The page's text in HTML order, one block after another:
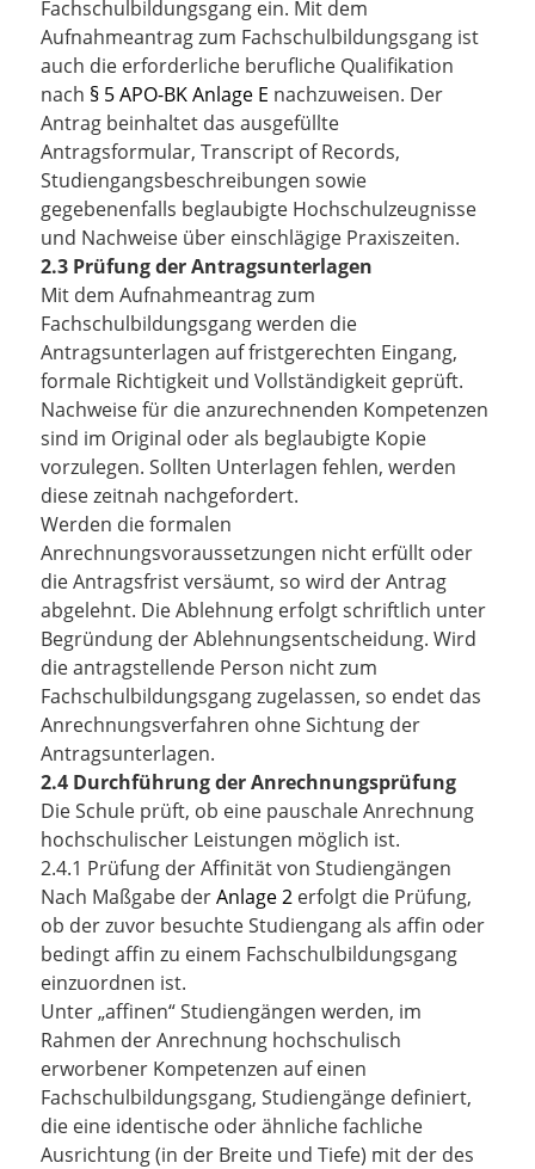
Fachschulbildungsgang ein. Mit dem
Aufnahmeantrag zum Fachschulbildungsgang ist
auch die erforderliche berufliche Qualifikation
nach § 5 APO-BK Anlage E nachzuweisen. Der
Antrag beinhaltet das ausgefüllte
Antragsformular, Transcript of Records,
Studiengangsbeschreibungen sowie
gegebenenfalls beglaubigte Hochschulzeugnisse
und Nachweise über einschlägige Praxiszeiten.
2.3 Prüfung der Antragsunterlagen
Mit dem Aufnahmeantrag zum
Fachschulbildungsgang werden die
Antragsunterlagen auf fristgerechten Eingang,
formale Richtigkeit und Vollständigkeit geprüft.
Nachweise für die anzurechnenden Kompetenzen
sind im Original oder als beglaubigte Kopie
vorzulegen. Sollten Unterlagen fehlen, werden
diese zeitnah nachgefordert.
Werden die formalen
Anrechnungsvoraussetzungen nicht erfüllt oder
die Antragsfrist versäumt, so wird der Antrag
abgelehnt. Die Ablehnung erfolgt schriftlich unter
Begründung der Ablehnungsentscheidung. Wird
die antragstellende Person nicht zum
Fachschulbildungsgang zugelassen, so endet das
Anrechnungsverfahren ohne Sichtung der
Antragsunterlagen.
2.4 Durchführung der Anrechnungsprüfung
Die Schule prüft, ob eine pauschale Anrechnung
hochschulischer Leistungen möglich ist.
2.4.1 Prüfung der Affinität von Studiengängen
Nach Maßgabe derAnlage 2 erfolgt die Prüfung,
ob der zuvor besuchte Studiengang als affin oder
bedingt affin zu einem Fachschulbildungsgang
einzuordnen ist.
Unter „affinen“ Studiengängen werden, im
Rahmen der Anrechnung hochschulisch
erworbener Kompetenzen auf einen
Fachschulbildungsgang, Studiengänge definiert,
die eine identische oder ähnliche fachliche
Ausrichtung (in der Breite und Tiefe) mit der des